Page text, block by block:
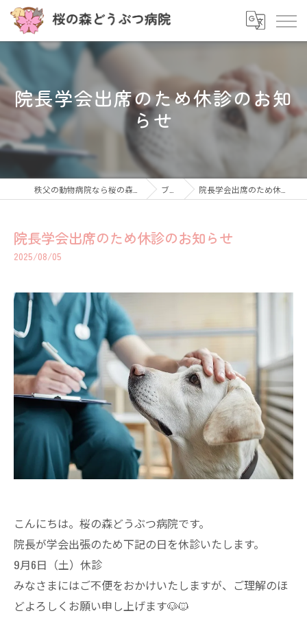
院長学会出席のため休診のお知
らせ
ブログ 院長学会出席のため休診のお知らせ
院長学会出席のため休診のお知らせ
2025/08/05
こんにちは。桜の森どうぶつ病院です。
院長が学会出張のため下記の日を休診いたします。
9月6日（土）休診
みなさまにはご不便をおかけいたしますが、ご理解のほ
どよろしくお願い申し上げます🐶🐱